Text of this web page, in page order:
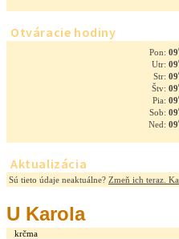
Otváracie hodiny
Pon: 09
Utr: 09
Str: 09
Štv: 09
Pia: 09
Sob: 09
Ned: 09
Aktualizácia
Sú tieto údaje neaktuálne? Zmeň ich teraz.
U Karola
krčma